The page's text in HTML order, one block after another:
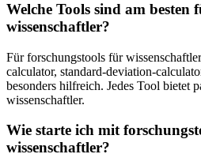
Welche Tools sind am
wissenschaftler?
Für forschungstools für
calculator, standard-deviation-
besonders hilfreich. Jedes Tool bietet
wissenschaftler.
Wie starte ich mit
wissenschaftler?